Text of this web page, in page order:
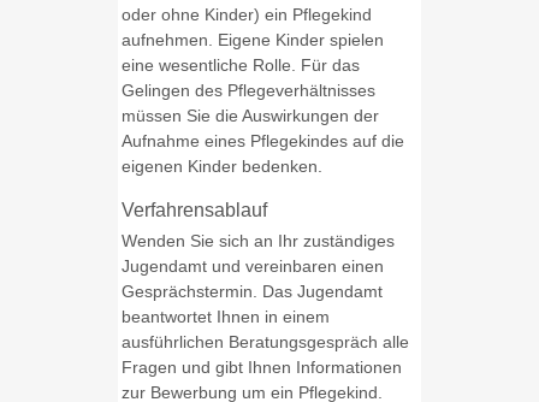
oder ohne Kinder) ein Pflegekind
aufnehmen. Eigene Kinder spielen
eine wesentliche Rolle. Für das
Gelingen des Pflegeverhältnisses
müssen Sie die Auswirkungen der
Aufnahme eines Pflegekindes auf die
eigenen Kinder bedenken.
Verfahrensablauf
Wenden Sie sich an Ihr zuständiges
Jugendamt und vereinbaren einen
Gesprächstermin. Das Jugendamt
beantwortet Ihnen in einem
ausführlichen Beratungsgespräch alle
Fragen und gibt Ihnen Informationen
zur Bewerbung um ein Pflegekind.